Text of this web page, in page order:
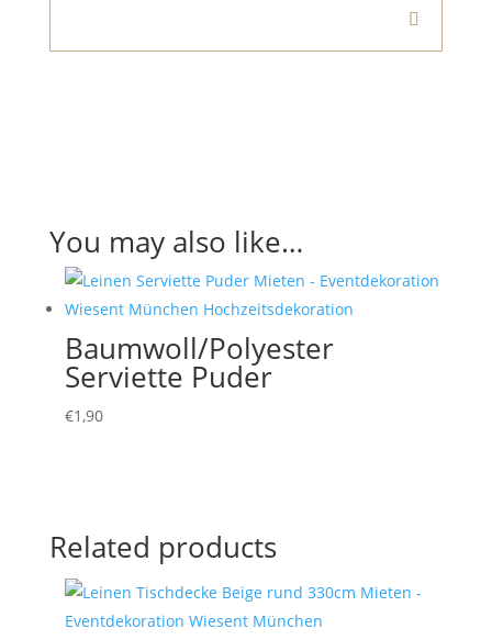
You may also like…
Baumwoll/Polyester
Serviette Puder
€1,90
Related products